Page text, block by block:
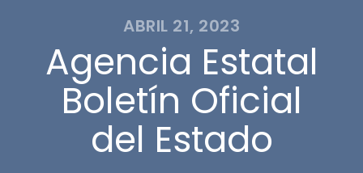
ABRIL 21, 2023
Agencia Estatal
Boletín Oficial
del Estado